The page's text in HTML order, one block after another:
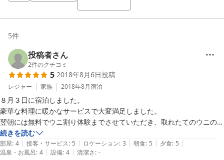
5件
投稿者さん
2件のクチコミ
5 2018年8月6日投稿
レジャー 家族 2018年8月宿泊
８月３日に宿泊しました。
豪華な料理に暖かなサービスで大変満足しました。
翌朝には無料でウニ割り体験までさせていただき、取れたてのウニの美
味しさに驚きました。
作業中なのに、「これも食え」、「遠慮しなくていいよ」と声をかけて
いただき、島民の皆さんの優しさにも感動しました。
続きを読む
部屋: 4 | 接客・サービス: 5 | ロケーション: 3 | 朝食: 5 | 夕食: 5 |
温泉・お風呂: 4 | 設備: 4 | 清潔さ: -